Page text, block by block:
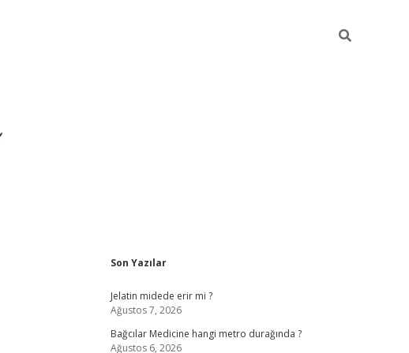
Sidebar
Son Yazılar
Jelatin midede erir mi ?
Ağustos 7, 2026
Bağcılar Medicine hangi metro durağında ?
Ağustos 6, 2026